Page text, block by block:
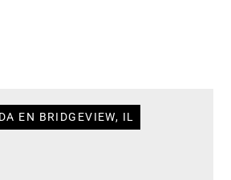
EN BRIDGEVIEW, IL